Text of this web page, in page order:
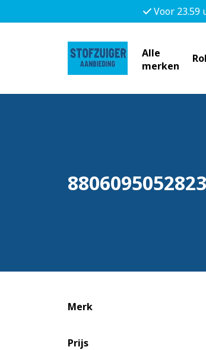
Voor 23.59
Alle
merken
8806095052823
Merk
Prijs